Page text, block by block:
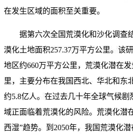
在发生区域的面积至关重要。
据第六次全国荒漠化和沙化调查
漠化土地面积257.37万平方公里。该
地区约660万平方公里，荒漠化潜在
里，主要分布在我国西北、华北和东
约5.8亿人。在过去几十年全球气候剧
域正面临着荒漠化的风险。荒漠化潜
西湿”趋势。到2050年，我国荒漠化